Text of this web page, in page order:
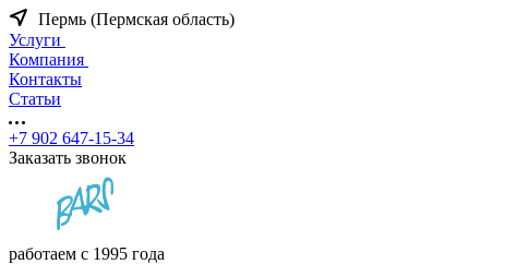
Пермь (Пермская область)
Услуги
Компания
Контакты
Статьи
+7 902 647-15-34
Заказать звонок
работаем с 1995 года